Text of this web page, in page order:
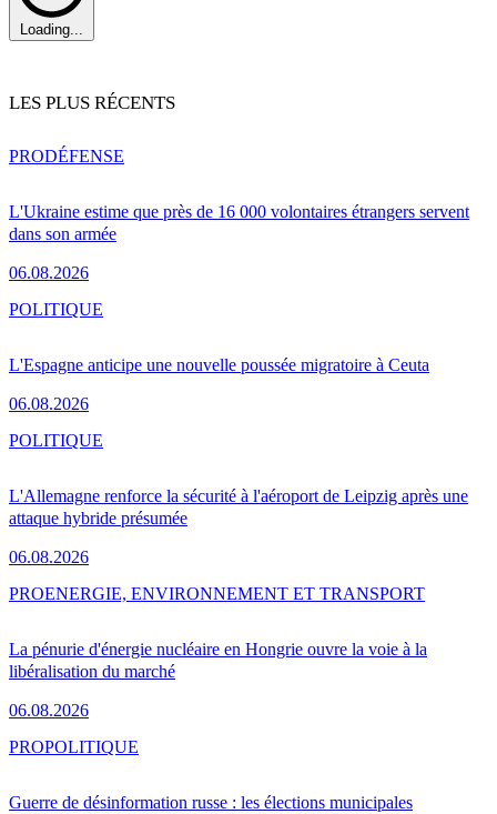
Loading...
LES PLUS RÉCENTS
L'Ukraine estime que près de 16 000 volontaires étrangers servent
dans son armée
06.08.2026
PRODÉFENSE
L'Espagne anticipe une nouvelle poussée migratoire à Ceuta
06.08.2026
POLITIQUE
L'Allemagne renforce la sécurité à l'aéroport de Leipzig après une
attaque hybride présumée
06.08.2026
POLITIQUE
La pénurie d'énergie nucléaire en Hongrie ouvre la voie à la
libéralisation du marché
06.08.2026
PROENERGIE, ENVIRONNEMENT ET TRANSPORT
Guerre de désinformation russe : les élections municipales
PROPOLITIQUE